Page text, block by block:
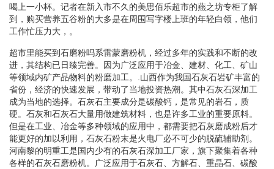
喝上一小杯。记者在新入市不久的美思佰乐超市的燕之坊专柜了解
到，购买营养五谷粉的大多是在周围写字楼上班的年轻白领，他们
工作忙压力大，。
超市里能买到石磨粉吗系雷蒙磨粉机，经过多年的实践和不断的改
进，其结构已日臻完善。因为广泛应用于冶金、建材、化工、矿山
等领域内矿产品物料的粉磨加工。.山西作为我国石灰石岩矿丰富的
省份，经济的快速发展，带动了当地投资热潮。其中石灰石深加工
成为当地的选择。石灰石主要成分是碳酸钙，是常见的岩石，质
硬。石灰和石灰石大量用做建筑材料，也是许多工业的重要原料。
但是在工业、冶金等多种领域的应用中，都需要把石灰磨成粉后才
能更好的加以利用，石灰石粉末是火电厂必不可少的脱硫辅助剂。
河南黎的明重工是国内少有的石灰石深加工厂家，旗下聚集着各种
各样的石灰石磨粉机。广泛应用于石灰石、方解石、重晶石、碳酸